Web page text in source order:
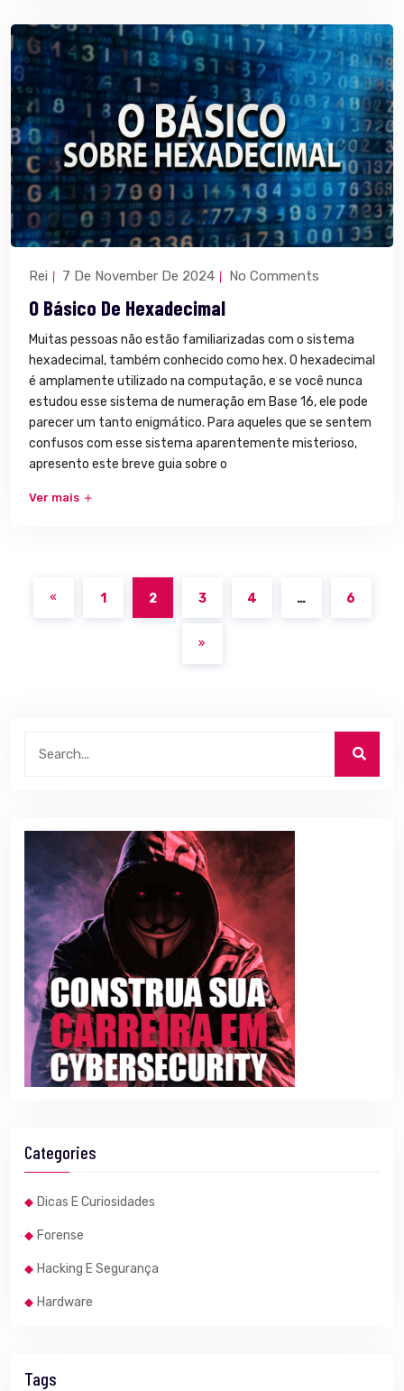
Rei 7 De November De 2024 No Comments
O Básico De Hexadecimal
Muitas pessoas não estão familiarizadas com o sistema
hexadecimal, também conhecido como hex. O hexadecimal
é amplamente utilizado na computação, e se você nunca
estudou esse sistema de numeração em Base 16, ele pode
parecer um tanto enigmático. Para aqueles que se sentem
confusos com esse sistema aparentemente misterioso,
apresento este breve guia sobre o
Ver mais
1 2 3 4 … 6
Categories
Dicas E Curiosidades
Forense
Hacking E Segurança
Hardware
Tags